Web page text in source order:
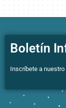
Boletín
Inscríbete a